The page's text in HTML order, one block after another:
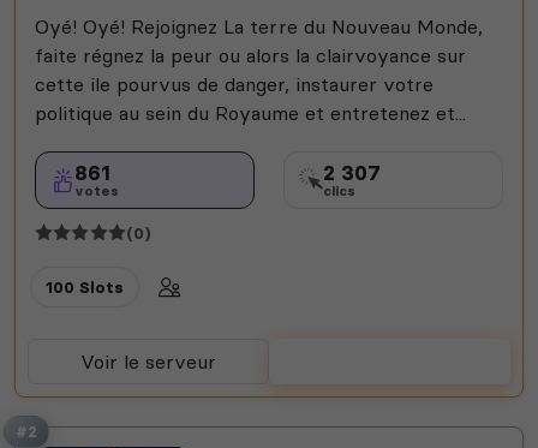
Oyé! Oyé! Rejoignez La terre du Nouveau Monde,
faite régnez la peur ou alors la clairvoyance sur
cette ile pourvus de danger, instaurer votre
politique au sein du Royaume et entretenez et...
861
votes
2 307
clics
(0)
100 Slots
Voir le serveur
#2